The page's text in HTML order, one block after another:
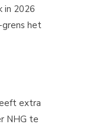
in 2026
grens het
extra
NHG te